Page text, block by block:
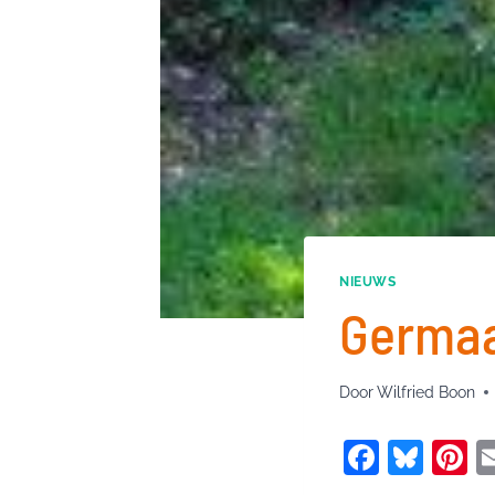
NIEUWS
DoorWilfried Boon
F
Bl